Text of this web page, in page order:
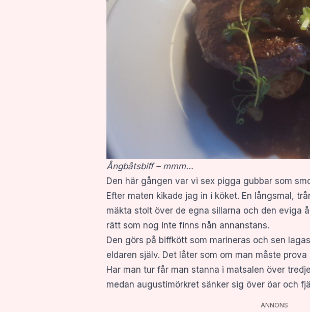
Ångbåtsbiff – mmm…
Den här gången var vi sex pigga gubbar som
Efter maten kikade jag in i köket. En långsmal,
mäkta stolt över de egna sillarna och den eviga
rätt som nog inte finns nån annanstans.
Den görs på biffkött som marineras och sen
eldaren själv. Det låter som om man måste
Har man tur får man stanna i matsalen över
medan augustimörkret sänker sig över öar och
ANNONS